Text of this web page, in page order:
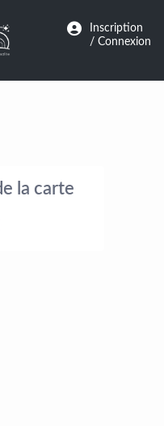
Inscription
/ Connexion
la carte